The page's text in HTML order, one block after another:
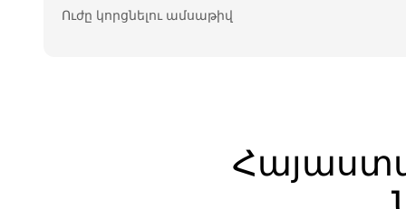
Ուժը կորցնելու ամսաթիվ